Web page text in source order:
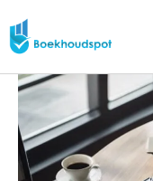
naar
de